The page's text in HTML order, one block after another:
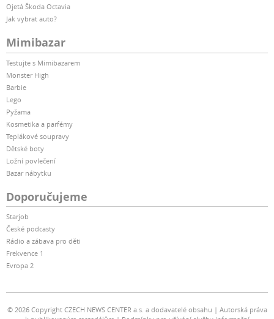
Ojetá Škoda Octavia
Jak vybrat auto?
Mimibazar
Testujte s Mimibazarem
Monster High
Barbie
Lego
Pyžama
Kosmetika a parfémy
Teplákové soupravy
Dětské boty
Ložní povlečení
Bazar nábytku
Doporučujeme
Starjob
České podcasty
Rádio a zábava pro děti
Frekvence 1
Evropa 2
© 2026 Copyright CZECH NEWS CENTER a.s. a dodavatelé obsahu
Autorská práva